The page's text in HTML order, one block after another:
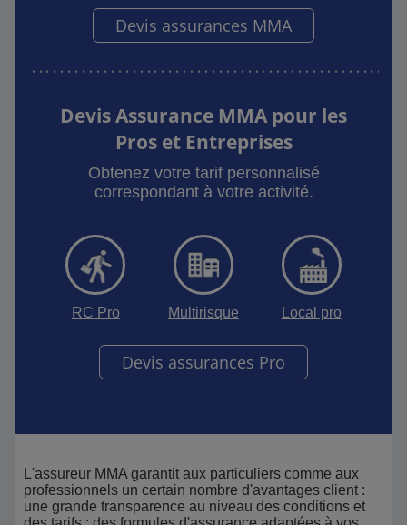
Devis assurances MMA
Devis Assurance MMA pour les
Pros et Entreprises
Obtenez votre tarif personnalisé
correspondant à votre activité.
RC Pro Multirisque Local pro
Devis assurances Pro
L'assureur MMA garantit aux particuliers comme aux
professionnels un certain nombre d'avantages client :
une grande transparence au niveau des conditions et